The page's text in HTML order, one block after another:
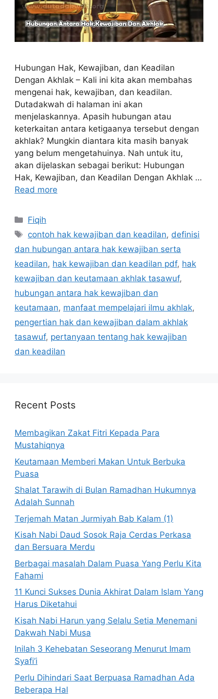
Hubungan Hak, Kewajiban, dan Keadilan
Dengan Akhlak – Kali ini kita akan membahas
mengenai hak, kewajiban, dan keadilan.
Dutadakwah di halaman ini akan
menjelaskannya. Apasih hubungan atau
keterkaitan antara ketigaanya tersebut dengan
akhlak? Mungkin diantara kita masih banyak
yang belum mengetahuinya. Nah untuk itu,
akan dijelaskan sebagai berikut: Hubungan
Hak, Kewajiban, dan Keadilan Dengan Akhlak …
Read more
Categories
Fiqih
Tags
contoh hak kewajiban dan keadilan, definisi
dan hubungan antara hak kewajiban serta
keadilan, hak kewajiban dan keadilan pdf, hak
kewajiban dan keutamaan akhlak tasawuf,
hubungan antara hak kewajiban dan
keutamaan, manfaat mempelajari ilmu akhlak,
pengertian hak dan kewajiban dalam akhlak
tasawuf, pertanyaan tentang hak kewajiban
dan keadilan
Recent Posts
Membagikan Zakat Fitri Kepada Para
Mustahiqnya
Keutamaan Memberi Makan Untuk Berbuka
Puasa
Shalat Tarawih di Bulan Ramadhan Hukumnya
Adalah Sunnah
Terjemah Matan Jurmiyah Bab Kalam (1)
Kisah Nabi Daud Sosok Raja Cerdas Perkasa
dan Bersuara Merdu
Berbagai masalah Dalam Puasa Yang Perlu Kita
Fahami
11 Kunci Sukses Dunia Akhirat Dalam Islam Yang
Harus Diketahui
Kisah Nabi Harun yang Selalu Setia Menemani
Dakwah Nabi Musa
Inilah 3 Kehebatan Seseorang Menurut Imam
Syafi’i
Perlu Dihindari Saat Berpuasa Ramadhan Ada
Beberapa Hal